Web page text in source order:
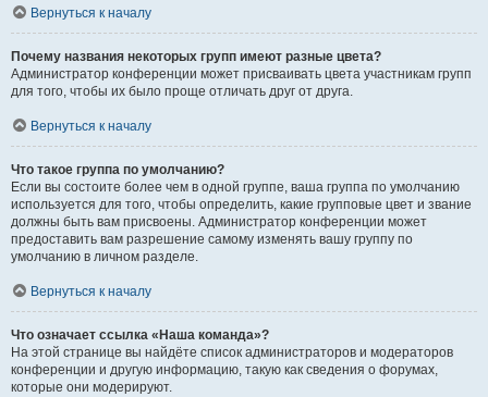
Вернуться к началу
Почему названия некоторых групп имеют разные цвета?
Администратор конференции может присваивать цвета участникам групп
для того, чтобы их было проще отличать друг от друга.
Вернуться к началу
Что такое группа по умолчанию?
Если вы состоите более чем в одной группе, ваша группа по умолчанию
используется для того, чтобы определить, какие групповые цвет и звание
должны быть вам присвоены. Администратор конференции может
предоставить вам разрешение самому изменять вашу группу по
умолчанию в личном разделе.
Вернуться к началу
Что означает ссылка «Наша команда»?
На этой странице вы найдёте список администраторов и модераторов
конференции и другую информацию, такую как сведения о форумах,
которые они модерируют.